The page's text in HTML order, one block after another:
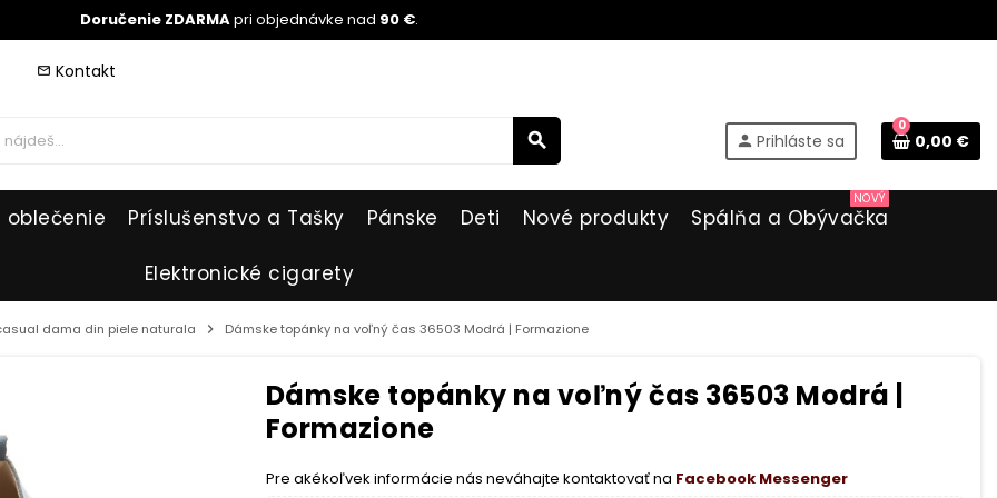
Doručenie ZDARMApri objednávke nad 90 €.
mail_outline Kontakt
search person Prihláste sa
0
0,00 €
oblečenie Príslušenstvo a Tašky Pánske Deti Nové produkty Spálňa a Obývačka
NOVÝ
Elektronické cigarety
dama din piele naturala chevron_right Dámske topánky na voľný čas 36503 Modrá | Formazione
Dámske topánky na voľný čas 36503 Modrá |
Formazione
Pre akékoľvek informácie nás neváhajte kontaktovať na Facebook Messenger